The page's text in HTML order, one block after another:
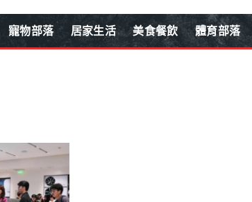
寵物部落 居家生活 美食餐飲 體育部落